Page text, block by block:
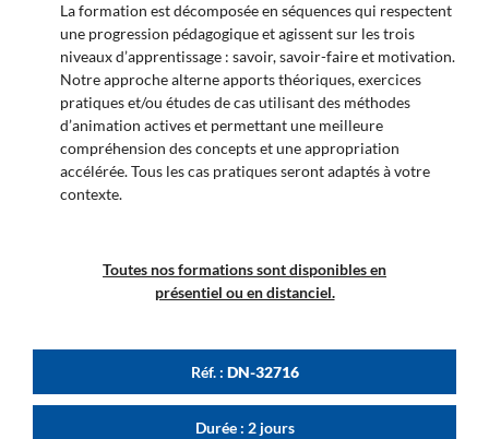
La formation est décomposée en séquences qui respectent
une progression pédagogique et agissent sur les trois
niveaux d’apprentissage : savoir, savoir-faire et motivation.
Notre approche alterne apports théoriques, exercices
pratiques et/ou études de cas utilisant des méthodes
d’animation actives et permettant une meilleure
compréhension des concepts et une appropriation
accélérée. Tous les cas pratiques seront adaptés à votre
contexte.
Toutes nos formations sont disponibles en
présentiel ou en distanciel.
Réf. : DN-32716
Durée : 2 jours